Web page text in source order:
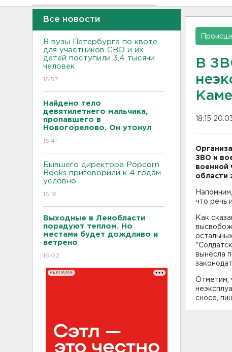
Все новости
В вузы Петербурга по квоте
для участников СВО и их
детей поступили 3,4 тысячи
человек
16:57
Найдено тело
девятилетнего мальчика,
пропавшего в
Новогорелово. Он утонул
16:41
Бывшего директора Popcorn
Books приговорили к 4 годам
условно
16:16
Выходные в Ленобласти
порадуют теплом. Но
местами будет дождливо и
ветрено
16:02
РЕКЛАМА
В
18:15
ЗВО и
военной
области
что речь
Как
вынесла
Отметим,
сносе,